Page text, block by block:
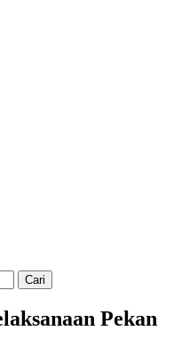
Pekan